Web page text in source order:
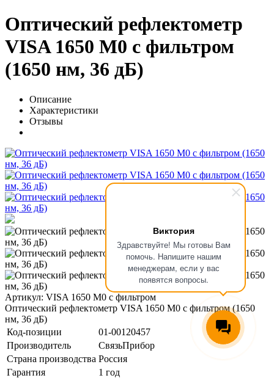
Виктория
Здравствуйте! Мы готовы Вам
помочь. Напишите нашим
менеджерам, если у вас
появятся вопросы.
Оптический рефлектометр
VISA 1650 M0 с фильтром
(1650 нм, 36 дБ)
Описание
Характеристики
Отзывы
Артикул: VISA 1650 M0 с фильтром
Оптический рефлектометр VISA 1650 M0 с фильтром (1650
нм, 36 дБ)
Код-позиции
01-00120457
Производитель
СвязьПрибор
Страна производства Россия
Гарантия
1 год